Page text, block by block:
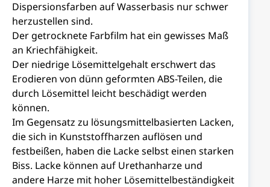
Dispersionsfarben auf Wasserbasis nur schwer
herzustellen sind.
Der getrocknete Farbfilm hat ein gewisses Maß
an Kriechfähigkeit.
Der niedrige Lösemittelgehalt erschwert das
Erodieren von dünn geformten ABS-Teilen, die
durch Lösemittel leicht beschädigt werden
können.
Im Gegensatz zu lösungsmittelbasierten Lacken,
die sich in Kunststoffharzen auflösen und
festbeißen, haben die Lacke selbst einen starken
Biss. Lacke können auf Urethanharze und
andere Harze mit hoher Lösemittelbeständigkeit